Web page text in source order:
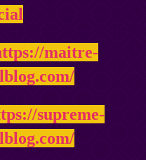
maitre-
supreme-